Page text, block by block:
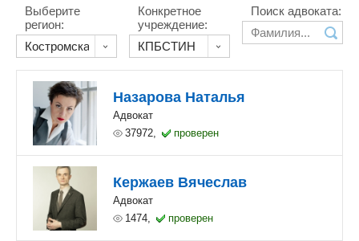
Выберите
регион:
Конкретное
учреждение:
Поиск адвоката:
Назарова Наталья
Адвокат
37972,
проверен
Кержаев Вячеслав
Адвокат
1474,
проверен